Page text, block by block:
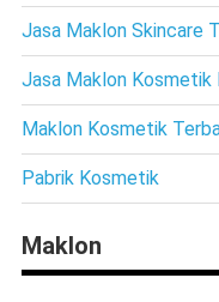
Jasa Maklon Skincare
Jasa Maklon Kosmetik
Maklon Kosmetik
Pabrik Kosmetik
Maklon